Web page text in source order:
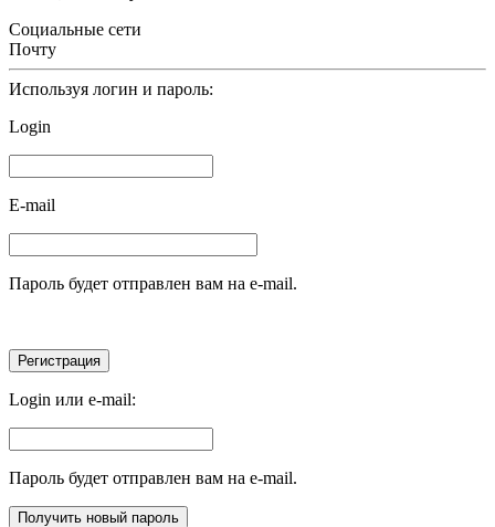
Социальные сети
Почту
Используя логин и пароль:
Login
E-mail
Пароль будет отправлен вам на e-mail.
Login или e-mail:
Пароль будет отправлен вам на e-mail.